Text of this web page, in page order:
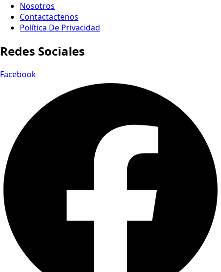
Nosotros
Contactactenos
Política De Privacidad
Redes Sociales
Facebook